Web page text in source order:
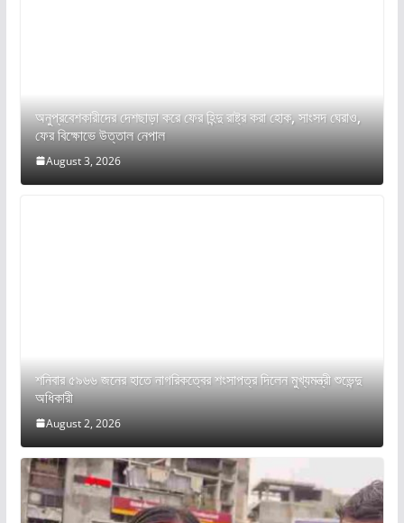
অনুপ্রবেশকারীদের দেশছাড়া করে ফের হিন্দু রাষ্ট্র করা হোক, সাংসদ ঘেরাও,
ফের বিক্ষোভে উত্তাল নেপাল
August 3, 2026
শনিবার ৫৯৬৬ জনের হাতে নাগরিকত্বের শংসাপত্র দিলেন মুখ্যমন্ত্রী শুভেন্দু
অধিকারী
August 2, 2026